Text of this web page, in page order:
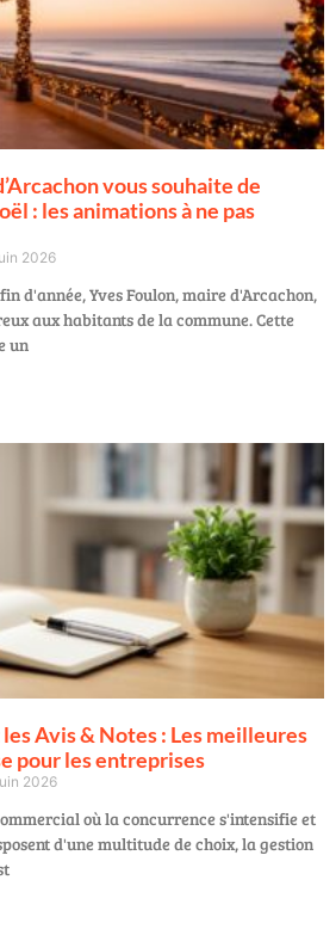
vous souhaite de
: les animations à ne pas
2026
d'année, Yves Foulon, maire d'Arcachon,
aux habitants de la commune. Cette
un
Avis & Notes : Les meilleures
pour les entreprises
2026
où la concurrence s'intensifie et
d'une multitude de choix, la gestion